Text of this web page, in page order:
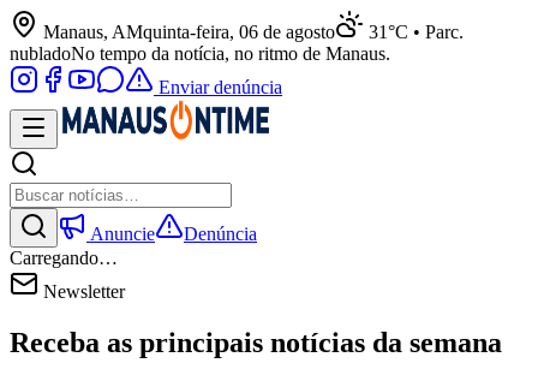
Manaus, AMquinta-feira, 06 de agosto
31°C • Parc.
nubladoNo tempo da notícia, no ritmo de Manaus.
Enviar denúncia
Anuncie
Denúncia
Carregando…
Newsletter
Receba as principais notícias da semana